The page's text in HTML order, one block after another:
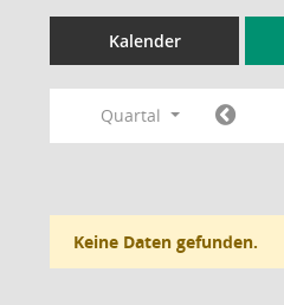
Kalender
Quartal
Keine Daten gefunden.